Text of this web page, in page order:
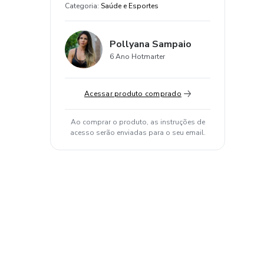
Categoria: Saúde e Esportes
Pollyana Sampaio
6 Ano Hotmarter
Acessar produto comprado
Ao comprar o produto, as instruções de
acesso serão enviadas para o seu email.